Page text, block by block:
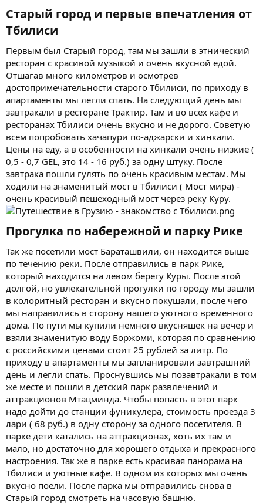
Старый город и первые впечатления от
Тбилиси​
Первым был Старый город, там мы зашли в этнический
ресторан с красивой музыкой и очень вкусной едой.
Отшагав много километров и осмотрев
достопримечательности старого Тбилиси, по приходу в
апартаменты мы легли спать. На следующий день мы
завтракали в ресторане Трактир. Там и во всех кафе и
ресторанах Тбилиси очень вкусно и не дорого. Советую
всем попробовать хачапури по-аджарски и хинкали.
Цены на еду, а в особенности на хинкали очень низкие (
0,5 - 0,7 GEL, это 14 - 16 руб.) за одну штуку. После
завтрака пошли гулять по очень красивым местам. Мы
ходили на знаменитый мост в Тбилиси ( Мост мира) -
очень красивый пешеходный мост через реку Куру.
Прогулка по набережной и парку Рике​
Так же посетили мост Бараташвили, он находится выше
по течению реки. После отправились в парк Рике,
который находится на левом берегу Куры. После этой
долгой, но увлекательной прогулки по городу мы зашли
в колоритный ресторан и вкусно покушали, после чего
мы направились в сторону нашего уютного временного
дома. По пути мы купили немного вкусняшек на вечер и
взяли знаменитую воду Боржоми, которая по сравнению
с российскими ценами стоит 25 рублей за литр. По
приходу в апартаменты мы запланировали завтрашний
день и легли спать. Проснувшись мы позавтракали в том
же месте и пошли в детский парк развлечений и
аттракционов Мтацминда. Чтобы попасть в этот парк
надо дойти до станции фуникулера, стоимость проезда 3
лари ( 68 руб.) в одну сторону за одного посетителя. В
парке дети катались на аттракционах, хоть их там и
мало, но достаточно для хорошего отдыха и прекрасного
настроения. Так же в парке есть красивая панорама на
Тбилиси и уютные кафе. В одном из которых мы очень
вкусно поели. После парка мы отправились снова в
Старый город смотреть на часовую башню.